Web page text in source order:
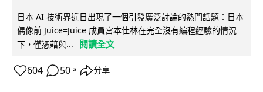
日本 AI 技術界近日出現了一個引發廣泛討論的熱門話題：日本
偶像前 Juice=Juice 成員宮本佳林在完全沒有編程經驗的情況
下，僅憑藉與...
閱讀全文
604 50 ↗ 分享